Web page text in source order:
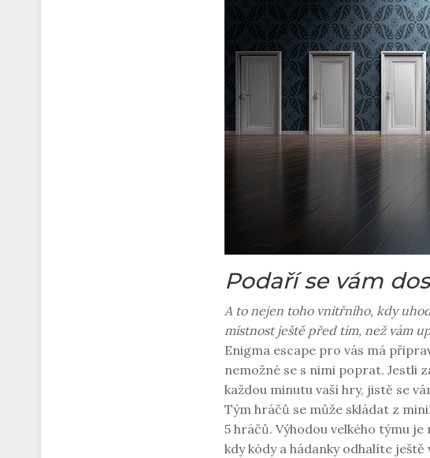
Podaří se vám
A to nejen toho vnitřního, kdy
místnost ještě před tím, než vám
Enigma escape pro vás má
nemožné se s nimi poprat. Jestli
každou minutu vaší hry, jistě se
Tým hráčů se může skládat z
5 hráčů. Výhodou velkého týmu
kdy kódy a hádanky odhalíte